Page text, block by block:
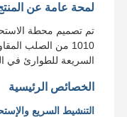
لمحة عامة عن
السريعة للطوارئ في
الخصائص الرئيسية
التنشيط السريع